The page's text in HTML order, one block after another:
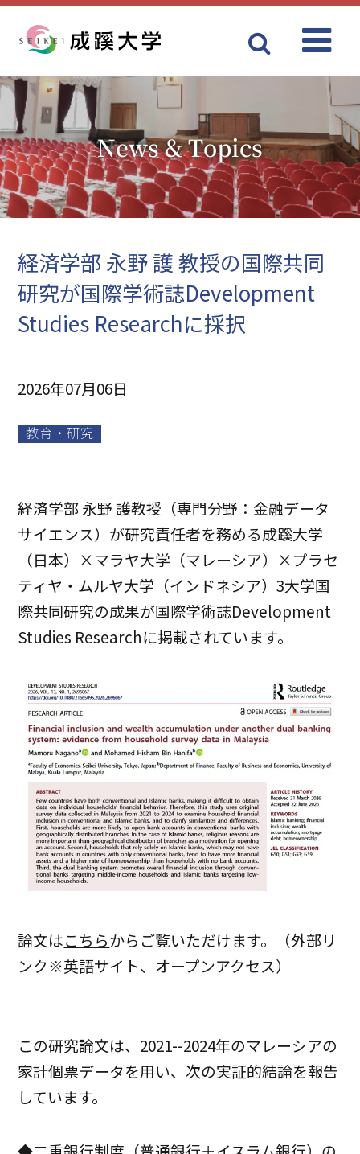
News & Topics
経済学部 永野 護 教授の国際共同
研究が国際学術誌Development
Studies Researchに採択
2026年07月06日
教育・研究
経済学部 永野 護教授（専門分野：金融データ
サイエンス）が研究責任者を務める成蹊大学
（日本）×マラヤ大学（マレーシア）×プラセ
ティヤ・ムルヤ大学（インドネシア）3大学国
際共同研究の成果が国際学術誌Development
Studies Researchに掲載されています。
論文はこちらからご覧いただけます。（外部リ
ンク※英語サイト、オープンアクセス）
この研究論文は、2021--2024年のマレーシアの
家計個票データを用い、次の実証的結論を報告
しています。